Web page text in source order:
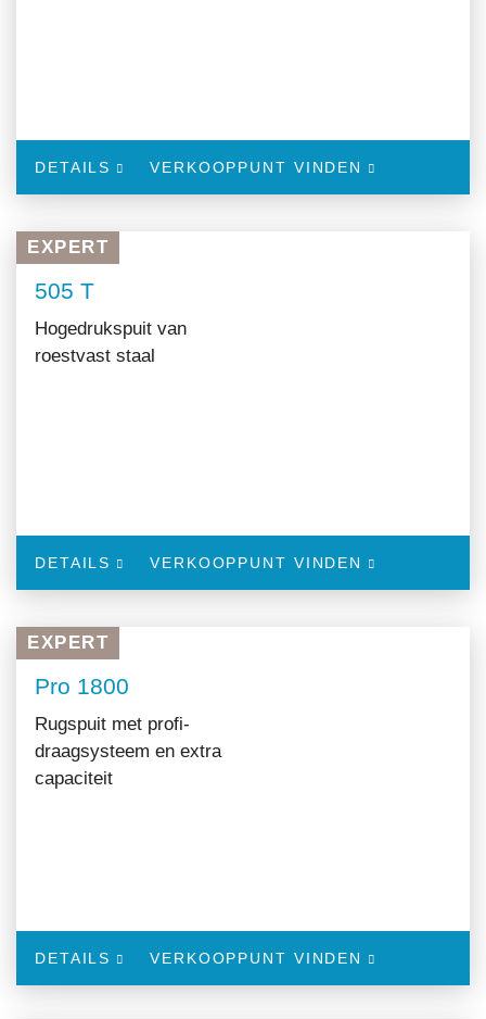
DETAILS VERKOOPPUNT VINDEN
EXPERT
505 T
Hogedrukspuit van
roestvast staal
DETAILS VERKOOPPUNT VINDEN
EXPERT
Pro 1800
Rugspuit met profi-
draagsysteem en extra
capaciteit
DETAILS VERKOOPPUNT VINDEN